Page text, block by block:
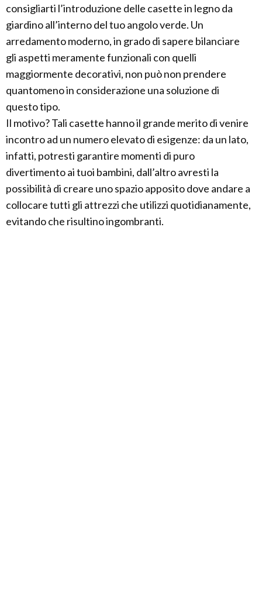
consigliarti l’introduzione delle casette in legno da
giardino all’interno del tuo angolo verde. Un
arredamento moderno, in grado di sapere bilanciare
gli aspetti meramente funzionali con quelli
maggiormente decorativi, non può non prendere
quantomeno in considerazione una soluzione di
questo tipo.
Il motivo? Tali casette hanno il grande merito di venire
incontro ad un numero elevato di esigenze: da un lato,
infatti, potresti garantire momenti di puro
divertimento ai tuoi bambini, dall’altro avresti la
possibilità di creare uno spazio apposito dove andare a
collocare tutti gli attrezzi che utilizzi quotidianamente,
evitando che risultino ingombranti.